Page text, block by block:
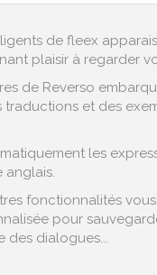
de fleex
plaisir à regarder
de Reverso
traductions et des
les
anglais.
fonctionnalités
pour
des dialogues...